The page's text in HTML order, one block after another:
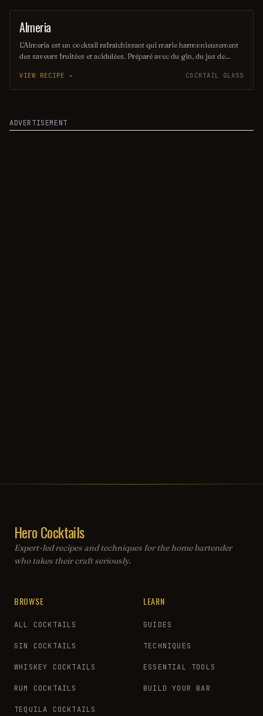
ORDINARY DRINK
Almeria
L'Almeria est un cocktail rafraîchissant qui marie harmonieusement
des saveurs fruitées et acidulées. Préparé avec du gin, du jus de
douces soirées d'été en bord de mer. Servi sur glace avec une
garniture de menthe, c'est une boisson parfaite pour se détendre et
VIEW RECIPE → COCKTAIL GLASS
ADVERTISEMENT
Hero Cocktails
Expert-led recipes and techniques for the home bartender
who takes their craft seriously.
BROWSE
ALL COCKTAILS
GIN COCKTAILS
WHISKEY COCKTAILS
RUM COCKTAILS
TEQUILA COCKTAILS
LEARN
GUIDES
TECHNIQUES
ESSENTIAL TOOLS
BUILD YOUR BAR